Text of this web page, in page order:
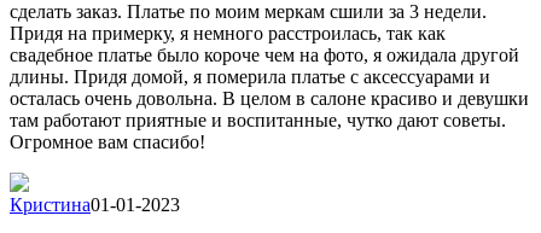
сделать заказ. Платье по моим меркам сшили за 3 недели.
Придя на примерку, я немного расстроилась, так как
свадебное платье было короче чем на фото, я ожидала другой
длины. Придя домой, я померила платье с аксессуарами и
осталась очень довольна. В целом в салоне красиво и девушки
там работают приятные и воспитанные, чутко дают советы.
Огромное вам спасибо!
Кристина01-01-2023